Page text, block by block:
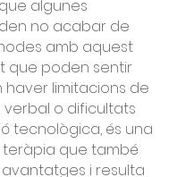
algunes
no acabar de
amb aquest
que poden sentir
haver limitacions de
verbal o dificultats
tecnològica, és una
que també
i resulta